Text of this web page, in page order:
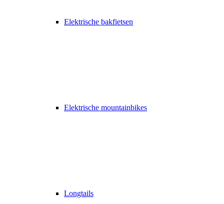
Elektrische bakfietsen
Elektrische mountainbikes
Longtails